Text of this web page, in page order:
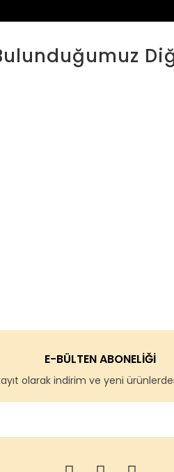
E-BÜLTEN ABONELİĞİ
olarak indirim ve yeni